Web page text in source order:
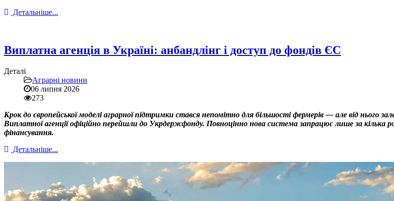
Детальніше...
Виплатна агенція в Україні: анбандлінг і доступ до фондів ЄС
Деталі
Аграрні новини
06 липня 2026
273
Крок до європейської моделі аграрної підтримки стався непомітно для більшості фермерів — але від нього
Виплатної агенції офіційно перейшли до Укрдержфонду. Повноцінно нова система запрацює лише за кілька
фінансування.
Детальніше...